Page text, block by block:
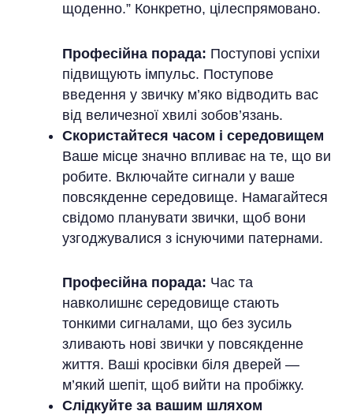
щоденно.” Конкретно, цілеспрямовано.
Професійна порада: Поступові успіхи
підвищують імпульс. Поступове
введення у звичку м’яко відводить вас
від величезної хвилі зобов’язань.
Скористайтеся часом і середовищем
Ваше місце значно впливає на те, що ви
робите. Включайте сигнали у ваше
повсякденне середовище. Намагайтеся
свідомо планувати звички, щоб вони
узгоджувалися з існуючими патернами.
Професійна порада: Час та
навколишнє середовище стають
тонкими сигналами, що без зусиль
зливають нові звички у повсякденне
життя. Ваші кросівки біля дверей —
м’який шепіт, щоб вийти на пробіжку.
Слідкуйте за вашим шляхом